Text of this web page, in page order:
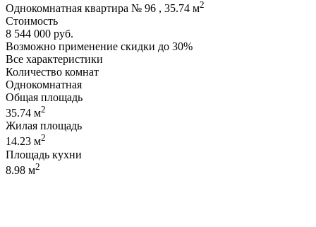
Однокомнатная квартира № 96 , 35.74 м2
Стоимость
8 544 000 руб.
Возможно применение скидки до 30%
Все характеристики
Количество комнат
Однокомнатная
Общая площадь
35.74 м2
Жилая площадь
14.23 м2
Площадь кухни
8.98 м2